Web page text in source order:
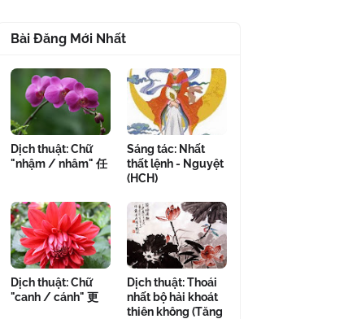
Bài Đăng Mới Nhất
Dịch thuật: Chữ
"nhậm / nhâm" 任
Sáng tác: Nhất
thất lệnh - Nguyệt
(HCH)
Dịch thuật: Chữ
"canh / cánh" 更
Dịch thuật: Thoái
nhất bộ hải khoát
thiên không (Tăng